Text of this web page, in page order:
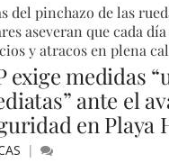
del pinchazo de las
aseveran que cada
y atracos en plena
exige medidas
ante el
en Playa